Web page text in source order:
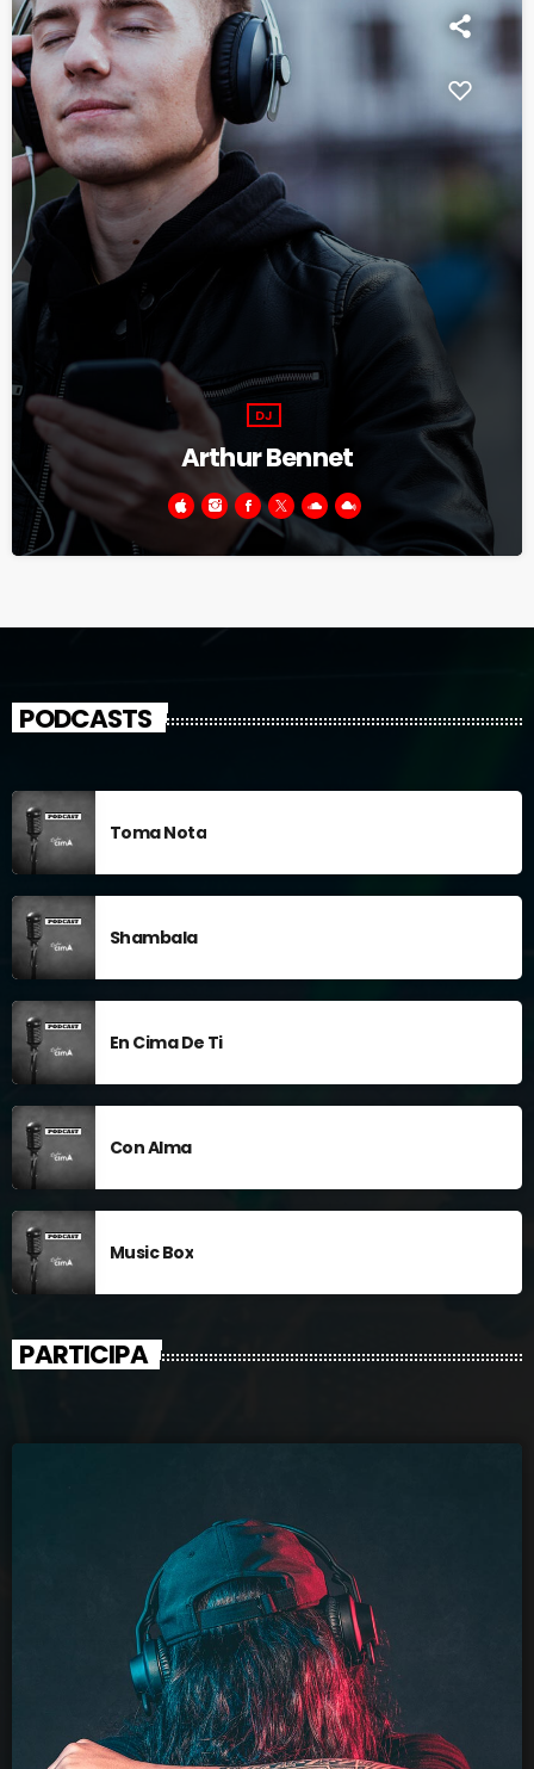
DJ
Arthur Bennet
PODCASTS
Toma Nota
Shambala
En Cima De Ti
Con Alma
Music Box
PARTICIPA